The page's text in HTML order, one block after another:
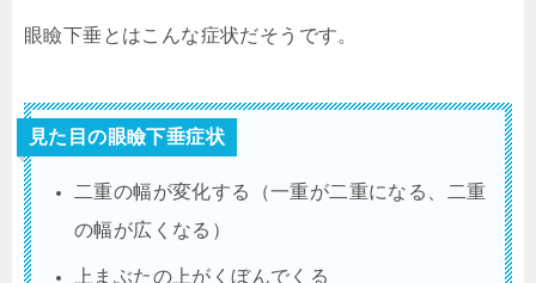
眼瞼下垂とはこんな症状だそうです。
見た目の眼瞼下垂症状
二重の幅が変化する（一重が二重になる、二重
の幅が広くなる）
上まぶたの上がくぼんでくる